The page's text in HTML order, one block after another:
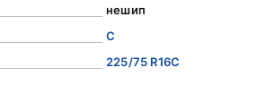
нешип
C
225/75 R16C